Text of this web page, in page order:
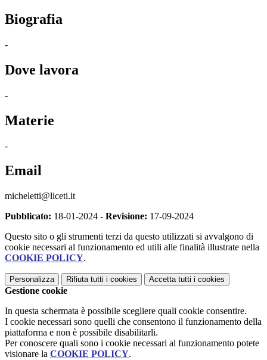
Biografia
-
Dove lavora
-
Materie
-
Email
micheletti@liceti.it
Pubblicato: 18-01-2024 - Revisione: 17-09-2024
Questo sito o gli strumenti terzi da questo utilizzati si avvalgono di
cookie necessari al funzionamento ed utili alle finalità illustrate nella
COOKIE POLICY.
Personalizza Rifiuta tutti i cookies Accetta tutti i cookies
Gestione cookie
In questa schermata è possibile scegliere quali cookie consentire.
I cookie necessari sono quelli che consentono il funzionamento della
piattaforma e non è possibile disabilitarli.
Per conoscere quali sono i cookie necessari al funzionamento potete
visionare la COOKIE POLICY.